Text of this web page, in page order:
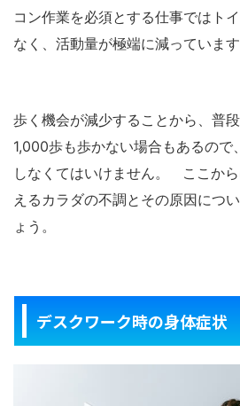
コン作業を必須とする仕事ではト
なく、活動量が極端に減っていま
歩く機会が減少することから、普
1,000歩も歩かない場合もあるので
しなくてはいけません。 ここか
えるカラダの不調とその原因につ
ょう。
デスクワーク時の身体症状